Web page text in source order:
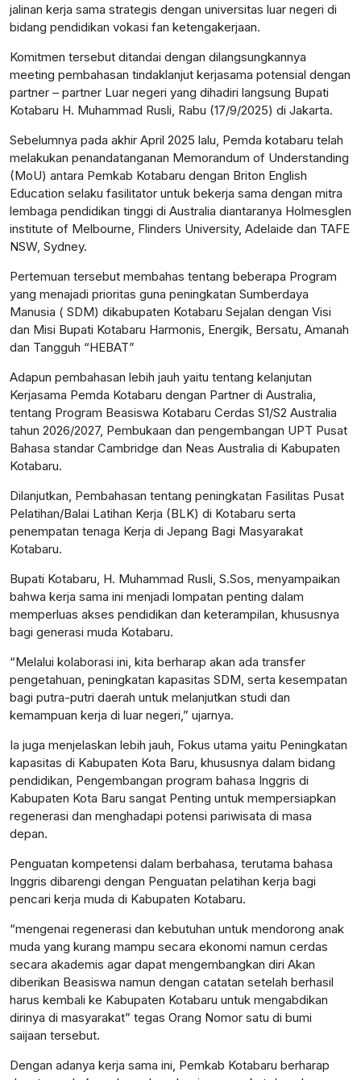
jalinan kerja sama strategis dengan universitas luar negeri di
bidang pendidikan vokasi fan ketengakerjaan.
Komitmen tersebut ditandai dengan dilangsungkannya
meeting pembahasan tindaklanjut kerjasama potensial dengan
partner – partner Luar negeri yang dihadiri langsung Bupati
Kotabaru H. Muhammad Rusli, Rabu (17/9/2025) di Jakarta.
Sebelumnya pada akhir April 2025 lalu, Pemda kotabaru telah
melakukan penandatanganan Memorandum of Understanding
(MoU) antara Pemkab Kotabaru dengan Briton English
Education selaku fasilitator untuk bekerja sama dengan mitra
lembaga pendidikan tinggi di Australia diantaranya Holmesglen
institute of Melbourne, Flinders University, Adelaide dan TAFE
NSW, Sydney.
Pertemuan tersebut membahas tentang beberapa Program
yang menajadi prioritas guna peningkatan Sumberdaya
Manusia ( SDM) dikabupaten Kotabaru Sejalan dengan Visi
dan Misi Bupati Kotabaru Harmonis, Energik, Bersatu, Amanah
dan Tangguh “HEBAT”
Adapun pembahasan lebih jauh yaitu tentang kelanjutan
Kerjasama Pemda Kotabaru dengan Partner di Australia,
tentang Program Beasiswa Kotabaru Cerdas S1/S2 Australia
tahun 2026/2027, Pembukaan dan pengembangan UPT Pusat
Bahasa standar Cambridge dan Neas Australia di Kabupaten
Kotabaru.
Dilanjutkan, Pembahasan tentang peningkatan Fasilitas Pusat
Pelatihan/Balai Latihan Kerja (BLK) di Kotabaru serta
penempatan tenaga Kerja di Jepang Bagi Masyarakat
Kotabaru.
Bupati Kotabaru, H. Muhammad Rusli, S.Sos, menyampaikan
bahwa kerja sama ini menjadi lompatan penting dalam
memperluas akses pendidikan dan keterampilan, khususnya
bagi generasi muda Kotabaru.
“Melalui kolaborasi ini, kita berharap akan ada transfer
pengetahuan, peningkatan kapasitas SDM, serta kesempatan
bagi putra-putri daerah untuk melanjutkan studi dan
kemampuan kerja di luar negeri,” ujarnya.
Ia juga menjelaskan lebih jauh, Fokus utama yaitu Peningkatan
kapasitas di Kabupaten Kota Baru, khususnya dalam bidang
pendidikan, Pengembangan program bahasa Inggris di
Kabupaten Kota Baru sangat Penting untuk mempersiapkan
regenerasi dan menghadapi potensi pariwisata di masa
depan.
Penguatan kompetensi dalam berbahasa, terutama bahasa
Inggris dibarengi dengan Penguatan pelatihan kerja bagi
pencari kerja muda di Kabupaten Kotabaru.
“mengenai regenerasi dan kebutuhan untuk mendorong anak
muda yang kurang mampu secara ekonomi namun cerdas
secara akademis agar dapat mengembangkan diri Akan
diberikan Beasiswa namun dengan catatan setelah berhasil
harus kembali ke Kabupaten Kotabaru untuk mengabdikan
dirinya di masyarakat” tegas Orang Nomor satu di bumi
saijaan tersebut.
Dengan adanya kerja sama ini, Pemkab Kotabaru berharap